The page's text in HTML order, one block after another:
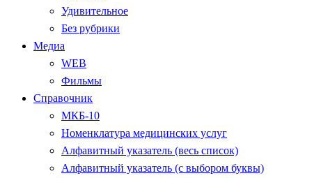
Удивительное
Без рубрики
Медиа
WEB
Фильмы
Справочник
МКБ-10
Номенклатура медицинских услуг
Алфавитный указатель (весь список)
Алфавитный указатель (с выбором буквы)